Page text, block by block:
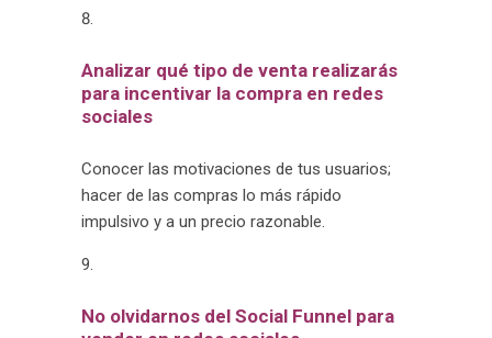
Analizar qué tipo de venta realizarás
para incentivar la compra en redes
sociales
Conocer las motivaciones de tus usuarios;
hacer de las compras lo más rápido
impulsivo y a un precio razonable.
No olvidarnos del Social Funnel para